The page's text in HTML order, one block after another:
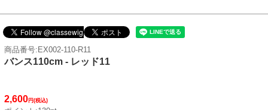
商品番号:EX002-110-R11
バンス110cm - レッド11
2,600円(税込)